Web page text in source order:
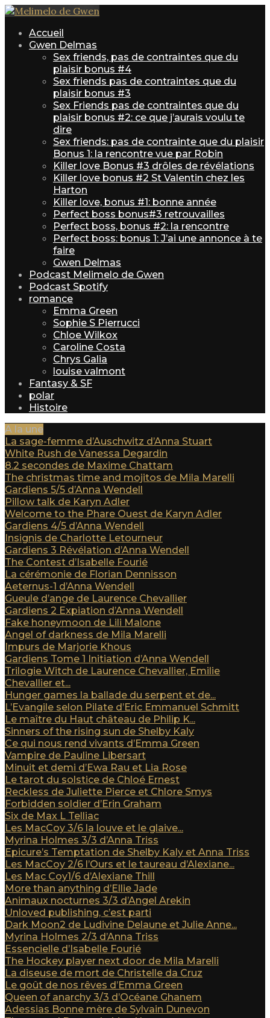
Accueil
Gwen Delmas
Sex friends, pas de contraintes que du
plaisir bonus #4
Sex friends pas de contraintes que du
plaisir bonus #3
Sex Friends pas de contraintes que du
plaisir bonus #2: ce que j’aurais voulu te
dire
Sex friends: pas de contrainte que du plaisir
Bonus 1: la rencontre vue par Robin
Killer love Bonus #3 drôles de révélations
Killer love bonus #2 St Valentin chez les
Harton
Killer love, bonus #1: bonne année
Perfect boss bonus#3 retrouvailles
Perfect boss, bonus #2: la rencontre
Perfect boss: bonus 1: J’ai une annonce à te
faire
Gwen Delmas
Podcast Melimelo de Gwen
Podcast Spotify
romance
Emma Green
Sophie S Pierrucci
Chloe Wilkox
Caroline Costa
Chrys Galia
louise valmont
Fantasy & SF
polar
Histoire
A la une
La sage-femme d’Auschwitz d’Anna Stuart
White Rush de Vanessa Degardin
8.2 secondes de Maxime Chattam
The christmas time and mojitos de Mila Marelli
Gardiens 5/5 d’Anna Wendell
Pillow talk de Karyn Adler
Welcome to the Phare Ouest de Karyn Adler
Gardiens 4/5 d’Anna Wendell
Insignis de Charlotte Letourneur
Gardiens 3 Révélation d’Anna Wendell
The Contest d’Isabelle Fourié
La cérémonie de Florian Dennisson
Aeternus-1 d’Anna Wendell
Gueule d’ange de Laurence Chevallier
Gardiens 2 Expiation d’Anna Wendell
Fake honeymoon de Lili Malone
Angel of darkness de Mila Marelli
Impurs de Marjorie Khous
Gardiens Tome 1 Initiation d’Anna Wendell
Trilogie Witch de Laurence Chevallier, Emilie
Chevallier et...
Hunger games la ballade du serpent et de...
L’Evangile selon Pilate d’Eric Emmanuel Schmitt
Le maître du Haut château de Philip K...
Sinners of the rising sun de Shelby Kaly
Ce qui nous rend vivants d’Emma Green
Vampire de Pauline Libersart
Minuit et demi d’Ewa Rau et Lia Rose
Le tarot du solstice de Chloé Ernest
Reckless de Juliette Pierce et Chlore Smys
Forbidden soldier d’Erin Graham
Six de Max L Telliac
Les MacCoy 3/6 la louve et le glaive...
Myrina Holmes 3/3 d’Anna Triss
Epicure’s Temptation de Shelby Kaly et Anna Triss
Les MacCoy 2/6 l’Ours et le taureau d’Alexiane...
Les Mac Coy1/6 d’Alexiane Thill
More than anything d’Ellie Jade
Animaux nocturnes 3/3 d’Angel Arekin
Unloved publishing, c’est parti
Dark Moon2 de Ludivine Delaune et Julie Anne...
Myrina Holmes 2/3 d’Anna Triss
Essencielle d’Isabelle Fourié
The Hockey player next door de Mila Marelli
La diseuse de mort de Christelle da Cruz
Le goût de nos rêves d’Emma Green
Queen of anarchy 3/3 d’Océane Ghanem
Adessias Bonne mère de Sylvain Dunevon